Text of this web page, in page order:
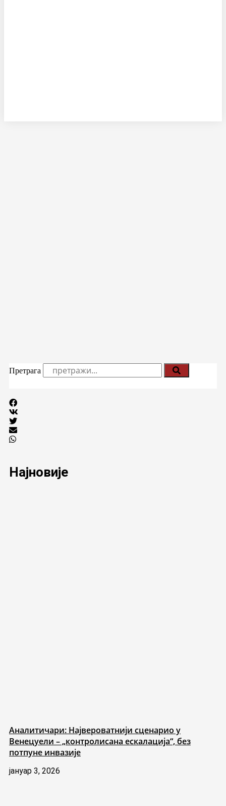
Претрага
Најновије
Аналитичари: Највероватнији сценарио у
Венецуели – „контролисана ескалација“, без
потпуне инвазије
јануар 3, 2026